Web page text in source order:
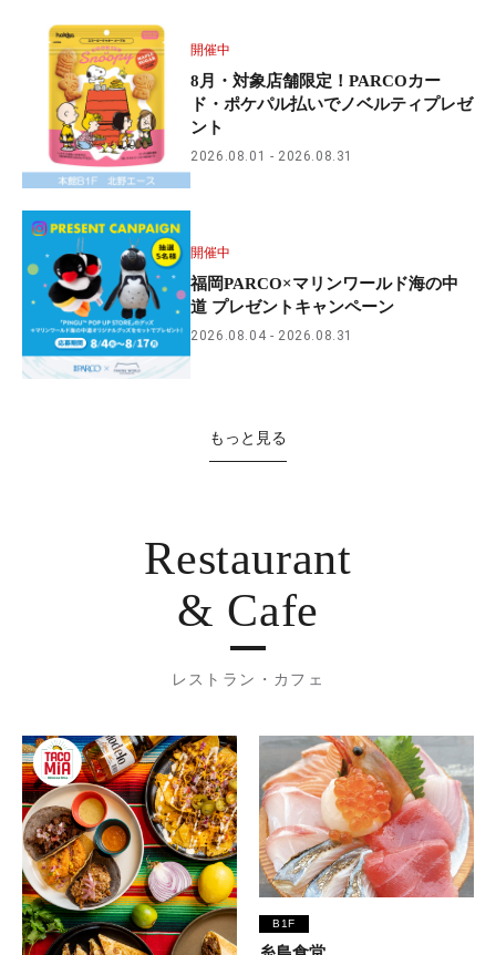
開催中
8月・対象店舗限定！PARCOカー
ド・ポケパル払いでノベルティプレゼ
ント
2026.08.01 2026.08.31
開催中
福岡PARCO×マリンワールド海の中
道 プレゼントキャンペーン
2026.08.04 2026.08.31
もっと見る
Restaurant
& Cafe
レストラン・カフェ
B1F